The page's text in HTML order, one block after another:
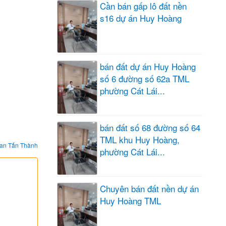
Tấn Thành
Cần bán gấp lô đất nền
s16 dự án Huy Hoàng
bán đất dự án Huy Hoàng
số 6 đường số 62a TML
phường Cát Lái...
bán đất số 68 đường số 64
TML khu Huy Hoàng,
phường Cát Lái...
Chuyên bán đất nền dự án
Huy Hoàng TML